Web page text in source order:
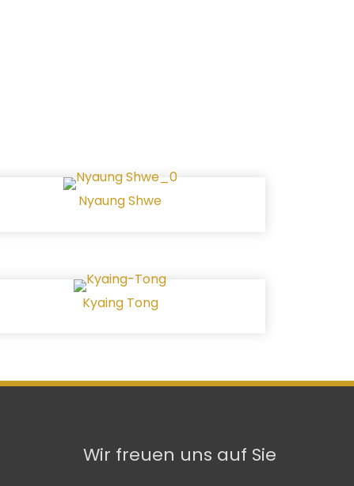
Nyaung Shwe
Kyaing Tong
Wir freuen uns auf Sie